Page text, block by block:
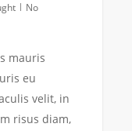
No
mauris
eu
velit, in
risus diam,